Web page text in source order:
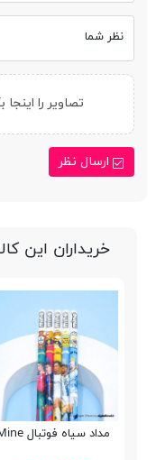
نظر شما
تصاویر را
ارسال نظر
خریداران این
مداد سیاه فوتبال Mine